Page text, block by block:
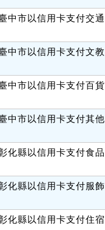
中市以信用卡支付交通
中市以信用卡支付文教
中市以信用卡支付百貨
中市以信用卡支付其他
化縣以信用卡支付食品
化縣以信用卡支付服飾
化縣以信用卡支付住宿